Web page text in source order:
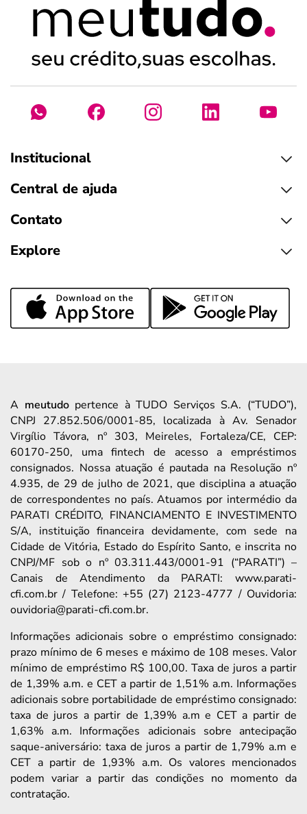
Institucional
Central de ajuda
Contato
Explore
A meutudopertence à TUDO Serviços S.A. (“TUDO”),
CNPJ 27.852.506/0001-85, localizada à Av. Senador
Virgílio Távora, nº 303, Meireles, Fortaleza/CE, CEP:
60170-250, uma fintech de acesso a empréstimos
consignados. Nossa atuação é pautada na Resolução nº
4.935, de 29 de julho de 2021, que disciplina a atuação
de correspondentes no país. Atuamos por intermédio da
PARATI CRÉDITO, FINANCIAMENTO E INVESTIMENTO
S/A, instituição financeira devidamente, com sede na
Cidade de Vitória, Estado do Espírito Santo, e inscrita no
CNPJ/MF sob o nº 03.311.443/0001-91 (“PARATI”) –
Canais de Atendimento da PARATI: www.parati-
cfi.com.br / Telefone: +55 (27) 2123-4777 / Ouvidoria:
ouvidoria@parati-cfi.com.br.
Informações adicionais sobre o empréstimo consignado:
prazo mínimo de 6 meses e máximo de 108 meses. Valor
mínimo de empréstimo R$ 100,00. Taxa de juros a partir
de 1,39% a.m. e CET a partir de 1,51% a.m. Informações
adicionais sobre portabilidade de empréstimo consignado:
taxa de juros a partir de 1,39% a.m e CET a partir de
1,63% a.m. Informações adicionais sobre antecipação
saque-aniversário: taxa de juros a partir de 1,79% a.m e
CET a partir de 1,93% a.m. Os valores mencionados
podem variar a partir das condições no momento da
contratação.